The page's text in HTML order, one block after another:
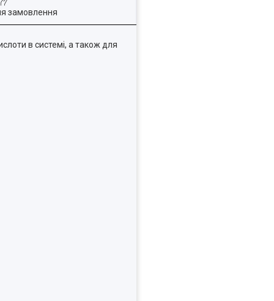
замовлення
в системі, а також для